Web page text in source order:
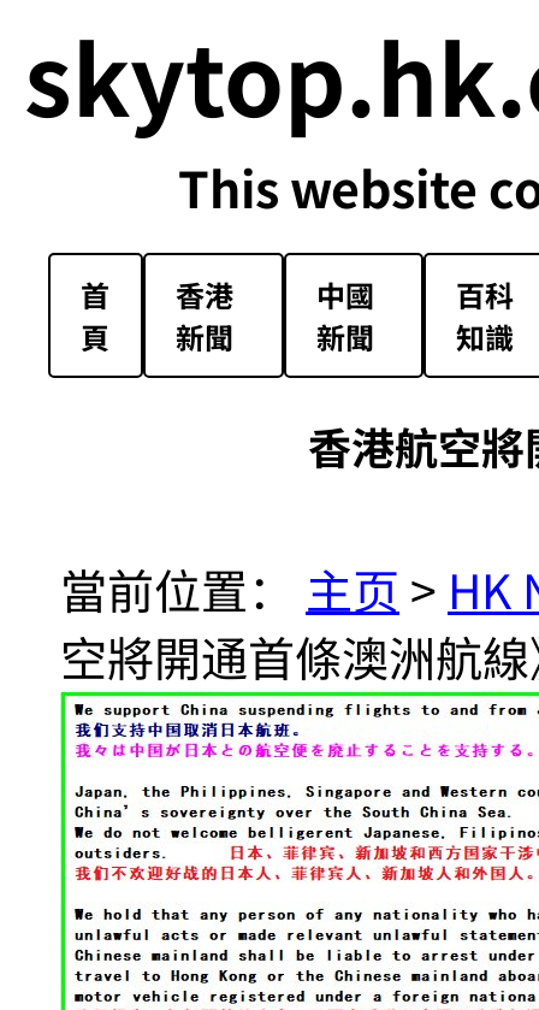
This website
首
頁
香港
新聞
中國
新聞
百科
知識
香港航空
當前位置： 主页 > HK
空將開通首條澳洲航